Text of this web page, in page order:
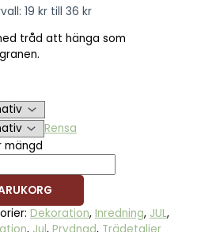
19 kr till 36 kr
tråd att hänga som
Rensa
mängd
Dekoration, Inredning, JUL,